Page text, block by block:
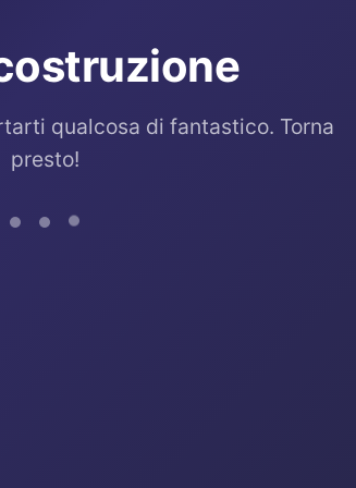
qualcosa di fantastico. Torna
presto!